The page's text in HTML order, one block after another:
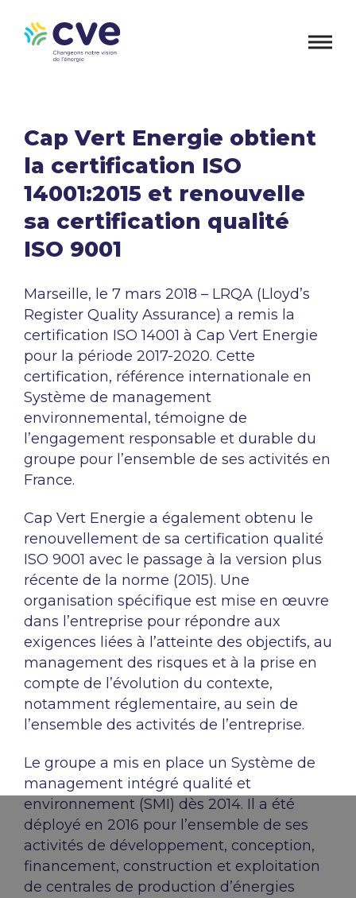
Cap Vert Energie obtient
la certification ISO
14001:2015 et renouvelle
sa certification qualité
ISO 9001
Marseille, le 7 mars 2018 – LRQA (Lloyd’s
Register Quality Assurance) a remis la
certification ISO 14001 à Cap Vert Energie
pour la période 2017-2020. Cette
certification, référence internationale en
Système de management
environnemental, témoigne de
l’engagement responsable et durable du
groupe pour l’ensemble de ses activités en
France.
Cap Vert Energie a également obtenu le
renouvellement de sa certification qualité
ISO 9001 avec le passage à la version plus
récente de la norme (2015). Une
organisation spécifique est mise en œuvre
dans l’entreprise pour répondre aux
exigences liées à l’atteinte des objectifs, au
management des risques et à la prise en
compte de l’évolution du contexte,
notamment réglementaire, au sein de
l’ensemble des activités de l’entreprise.
Le groupe a mis en place un Système de
management intégré qualité et
environnement (SMI) dès 2014. Il a été
déployé en 2016 pour l’ensemble de ses
activités de développement, conception,
financement, construction et exploitation
de centrales de production d’énergies